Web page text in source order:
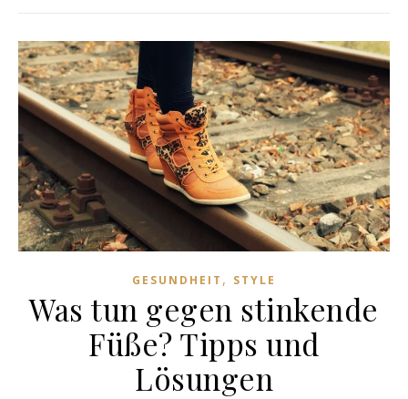
GESUNDHEIT , STYLE
Was tun gegen stinkende
Füße? Tipps und
Lösungen